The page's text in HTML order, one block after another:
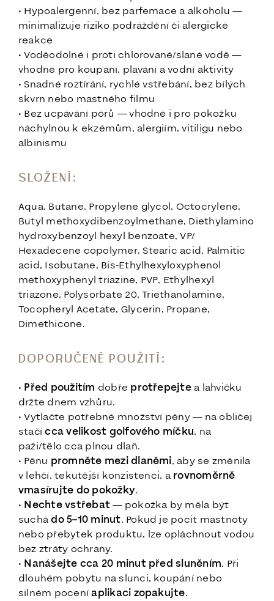
• Hypoalergenní, bez parfemace a alkoholu —
minimalizuje riziko podráždění či alergické
reakce
• Voděodolné i proti chlorované/slané vodě —
vhodné pro koupání, plavání a vodní aktivity
• Snadné roztírání, rychlé vstřebání, bez bílých
skvrn nebo mastného filmu
• Bez ucpávání pórů — vhodné i pro pokožku
náchylnou k ekzémům, alergiím, vitiligu nebo
albinismu
SLOŽENÍ:
Aqua, Butane, Propylene glycol, Octocrylene,
Butyl methoxydibenzoylmethane, Diethylamino
hydroxybenzoyl hexyl benzoate, VP/
Hexadecene copolymer, Stearic acid, Palmitic
acid, Isobutane, Bis-Ethylhexyloxyphenol
methoxyphenyl triazine, PVP, Ethylhexyl
triazone, Polysorbate 20, Triethanolamine,
Tocopheryl Acetate, Glycerin, Propane,
Dimethicone.
DOPORUČENÉ POUŽITÍ:
• Před použitím dobře protřepejtea lahvičku
držte dnem vzhůru.
• Vytlačte potřebné množství pěny — na obličej
stačícca velikost golfového míčku, na
paži/tělo cca plnou dlaň.
• Pěnu promněte mezi dlaněmi, aby se změnila
v lehčí, tekutější konzistenci, a rovnoměrně
vmasírujte do pokožky.
• Nechte vstřebat— pokožka by měla být
suchádo 5–10 minut. Pokud je pocit mastnoty
nebo přebytek produktu, lze opláchnout vodou
bez ztráty ochrany.
• Nanášejte cca 20 minut před sluněním. Při
dlouhém pobytu na slunci, koupání nebo
silném poceníaplikaci zopakujte.